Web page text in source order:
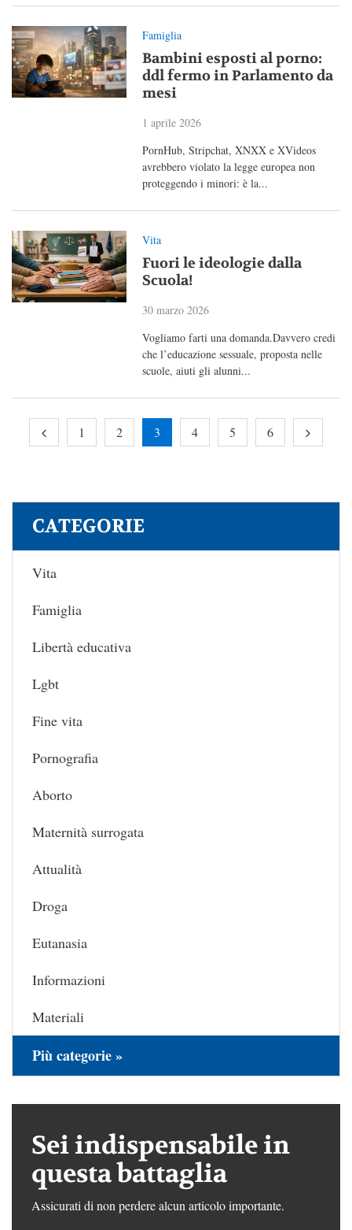
Famiglia
Bambini esposti al porno:
ddl fermo in Parlamento da
mesi
1 aprile 2026
PornHub, Stripchat, XNXX e XVideos
avrebbero violato la legge europea non
proteggendo i minori: è la...
Vita
Fuori le ideologie dalla
Scuola!
30 marzo 2026
Vogliamo farti una domanda.Davvero credi
che l’educazione sessuale, proposta nelle
scuole, aiuti gli alunni...
1 2 3 4 5 6
CATEGORIE
Vita
Famiglia
Libertà educativa
Lgbt
Fine vita
Pornografia
Aborto
Maternità surrogata
Attualità
Droga
Eutanasia
Informazioni
Materiali
Più categorie »
Sei indispensabile in
questa battaglia
Assicurati di non perdere alcun articolo importante.